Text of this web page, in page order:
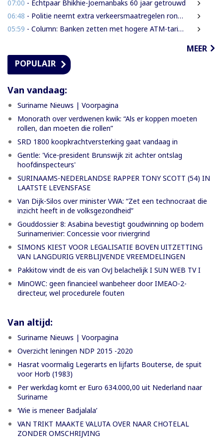
07:00 - Echtpaar Bhikhie-Joemanbaks 60 jaar getrouwd
06:48 - Politie neemt extra verkeersmaatregelen rond afgesloten Domineestraat
05:59 - Column: Banken zetten met hogere ATM-tarieven digitale economie op achterstand
MEER
POPULAIR
Van vandaag:
Suriname Nieuws | Voorpagina
Monorath over verdwenen kwik: “Als er koppen moeten
rollen, dan moeten die rollen”
SRD 1800 koopkrachtversterking gaat vandaag in
Gentle: 'Vice-president Brunswijk zit achter ontslag
hoofdinspecteurs'
SURINAAMS-NEDERLANDSE RAPPER TONY SCOTT (54) IN
LAATSTE LEVENSFASE
Van Dijk-Silos over minister VWA: “Zet een technocraat die
inzicht heeft in de volksgezondheid”
Gouddossier 8: Asabina bevestigt goudwinning op bodem
Surinamerivier: Concessie voor riviergrind
SIMONS KIEST VOOR LEGALISATIE BOVEN UITZETTING
VAN LANGDURIG VERBLIJVENDE VREEMDELINGEN
Pakkitow vindt de eis van OvJ belachelijk I SUN WEB TV I
MinOWC: geen financieel wanbeheer door IMEAO-2-
directeur, wel procedurele fouten
Van altijd:
Suriname Nieuws | Voorpagina
Overzicht leningen NDP 2015 -2020
Hasrat voormalig Legerarts en lijfarts Bouterse, de spuit
voor Horb (1983)
Per werkdag komt er Euro 634.000,00 uit Nederland naar
Suriname
‘Wie is meneer Badjalala’
VAN TRIKT MAAKTE VALUTA OVER NAAR CHOTELAL
ZONDER OMSCHRIJVING